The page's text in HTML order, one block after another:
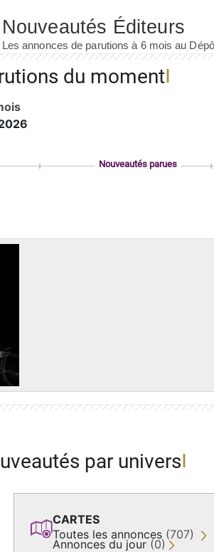
du moment
Nouveautés parues
par univers
CARTES
Toutes les annonces (707)
Annonces du jour (0)